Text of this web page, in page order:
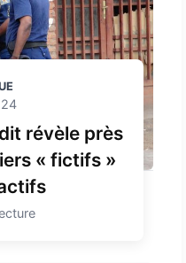
24
révèle près
« fictifs »